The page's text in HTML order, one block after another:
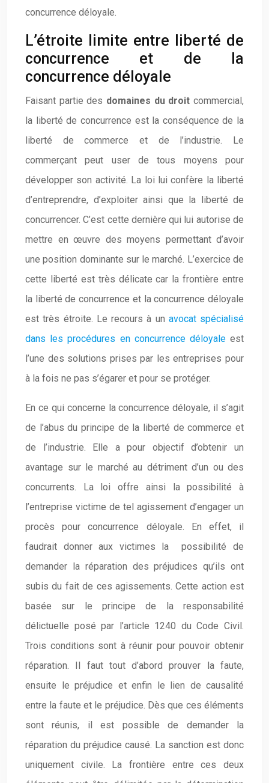
concurrence déloyale.
L’étroite limite entre liberté de
concurrence et de la
concurrence déloyale
Faisant partie des domaines du droit commercial,
la liberté de concurrence est la conséquence de la
liberté de commerce et de l’industrie. Le
commerçant peut user de tous moyens pour
développer son activité. La loi lui confère la liberté
d’entreprendre, d’exploiter ainsi que la liberté de
concurrencer. C’est cette dernière qui lui autorise de
mettre en œuvre des moyens permettant d’avoir
une position dominante sur le marché. L’exercice de
cette liberté est très délicate car la frontière entre
la liberté de concurrence et la concurrence déloyale
est très étroite. Le recours à un avocat spécialisé
dans les procédures en concurrence déloyaleest
l’une des solutions prises par les entreprises pour
à la fois ne pas s’égarer et pour se protéger.
En ce qui concerne la concurrence déloyale, il s’agit
de l’abus du principe de la liberté de commerce et
de l’industrie. Elle a pour objectif d’obtenir un
avantage sur le marché au détriment d’un ou des
concurrents. La loi offre ainsi la possibilité à
l’entreprise victime de tel agissement d’engager un
procès pour concurrence déloyale. En effet, il
faudrait donner aux victimes la possibilité de
demander la réparation des préjudices qu’ils ont
subis du fait de ces agissements. Cette action est
basée sur le principe de la responsabilité
délictuelle posé par l’article 1240 du Code Civil.
Trois conditions sont à réunir pour pouvoir obtenir
réparation. Il faut tout d’abord prouver la faute,
ensuite le préjudice et enfin le lien de causalité
entre la faute et le préjudice. Dès que ces éléments
sont réunis, il est possible de demander la
réparation du préjudice causé. La sanction est donc
uniquement civile. La frontière entre ces deux